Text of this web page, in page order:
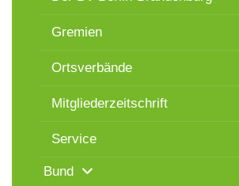
Gremien
Ortsverbände
Mitgliederzeitschrift
Service
Bund